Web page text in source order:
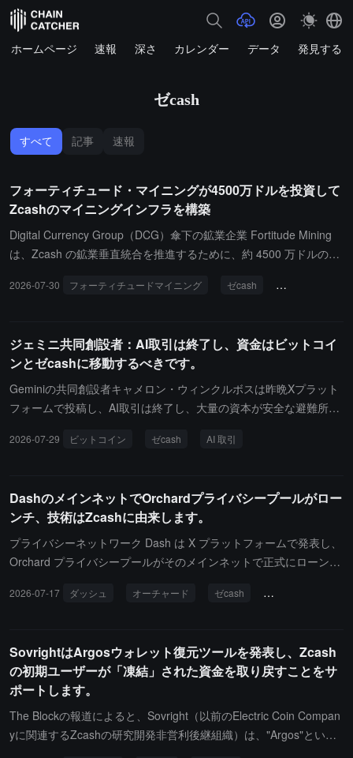
ホームページ 速報 深さ カレンダー データ 発見する
ゼcash
すべて 記事 速報
フォーティチュード・マイニングが4500万ドルを投資して
Zcashのマイニングインフラを構築
Digital Currency Group（DCG）傘下の鉱業企業 Fortitude Mining
は、Zcash の鉱業垂直統合を推進するために、約 4500 万ドルの調
スカ州のインフラが含まれています。この拡張には、3150 万ドル
す。Fortitude は、2026 年までにその管理下のデータセンターの容
量が 60 メガワットを超えると述べています。Fortitude は、ナスダ
ック上場企業 HeartSciences Inc. との提案された合併を進めてお
り、これが完了すれば、DCG 傘下のこの鉱業企業は公開上場の地
ude の鉱業収入の 61% を占めており、ビットコインの割合は 36%
2026-07-30 フォーティチュードマイニング ゼcash マイニングの拡
ジェミニ共同創設者：AI取引は終了し、資金はビットコイ
ンとゼcashに移動するべきです。
Geminiの共同創設者キャメロン・ウィンクルボスは昨晩Xプラット
フォームで投稿し、AI取引は終了し、大量の資本が安全な避難所を
ashに回帰する時が来たと述べました。火曜日、韓国のKOSPI指数
2026-07-29 ビットコイン ゼcash AI 取引
DashのメインネットでOrchardプライバシープールがロー
ンチ、技術はZcashに由来します。
プライバシーネットワーク Dash は X プラットフォームで発表し、
Orchard プライバシープールがそのメインネットで正式にローンチ
基づいており、1 秒の確認と約 20 秒でのウォレット同期をサポー
2026-07-17 ダッシュ オーチャード ゼcash メインネット
SovrightはArgosウォレット復元ツールを発表し、Zcash
の初期ユーザーが「凍結」された資金を取り戻すことをサ
ポートします。
The Blockの報道によると、Sovright（以前のElectric Coin Compan
yに関連するZcashの研究開発非営利後継組織）は、"Argos"という